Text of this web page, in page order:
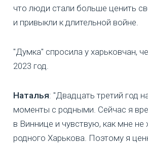
что люди стали больше ценить
и привыкли к длительной войне.
"Думка" спросила у харьковчан,
2023 год.
Наталья: "Двадцать третий год
моменты с родными. Сейчас я
в Виннице и чувствую, как мне не
родного Харькова. Поэтому я